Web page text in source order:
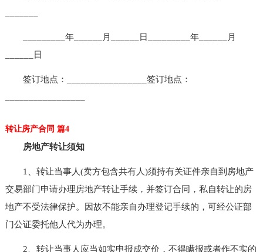
_________年______月______日_________年______月
______日
签订地点：_________________签订地点：
转让房产合同 篇4
房地产转让须知
1、转让当事人(卖方包含共有人)须持有关证件亲自到房地产
交易部门申请办理房地产转让手续，并签订合同，私自转让的房
地产不受法律保护。因故不能亲自办理登记手续的，可经公证部
门公证委托他人代为办理。
2、转让当事人应当如实申报成交价，不得瞒报或者作不实的